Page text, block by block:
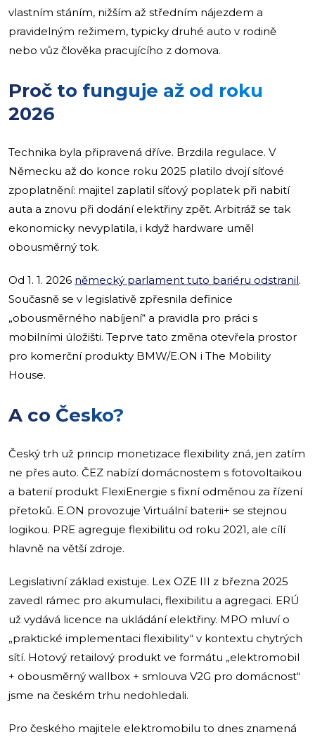
vlastním stáním, nižším až středním nájezdem a
pravidelným režimem, typicky druhé auto v rodině
nebo vůz člověka pracujícího z domova.
Proč to funguje až od roku
2026
Technika byla připravená dříve. Brzdila regulace. V
Německu až do konce roku 2025 platilo dvojí síťové
zpoplatnění: majitel zaplatil síťový poplatek při nabití
auta a znovu při dodání elektřiny zpět. Arbitráž se tak
ekonomicky nevyplatila, i když hardware uměl
obousměrný tok.
Od 1. 1. 2026 německý parlament tuto bariéru odstranil.
Současně se v legislativě zpřesnila definice
„obousměrného nabíjení“ a pravidla pro práci s
mobilními úložišti. Teprve tato změna otevřela prostor
pro komerční produkty BMW/E.ON i The Mobility
House.
A co Česko?
Český trh už princip monetizace flexibility zná, jen zatím
ne přes auto. ČEZ nabízí domácnostem s fotovoltaikou
a baterií produkt FlexiEnergie s fixní odměnou za řízení
přetoků. E.ON provozuje Virtuální baterii+ se stejnou
logikou. PRE agreguje flexibilitu od roku 2021, ale cílí
hlavně na větší zdroje.
Legislativní základ existuje. Lex OZE III z března 2025
zavedl rámec pro akumulaci, flexibilitu a agregaci. ERÚ
už vydává licence na ukládání elektřiny. MPO mluví o
„praktické implementaci flexibility“ v kontextu chytrých
sítí. Hotový retailový produkt ve formátu „elektromobil
+ obousměrný wallbox + smlouva V2G pro domácnost“
jsme na českém trhu nedohledali.
Pro českého majitele elektromobilu to dnes znamená